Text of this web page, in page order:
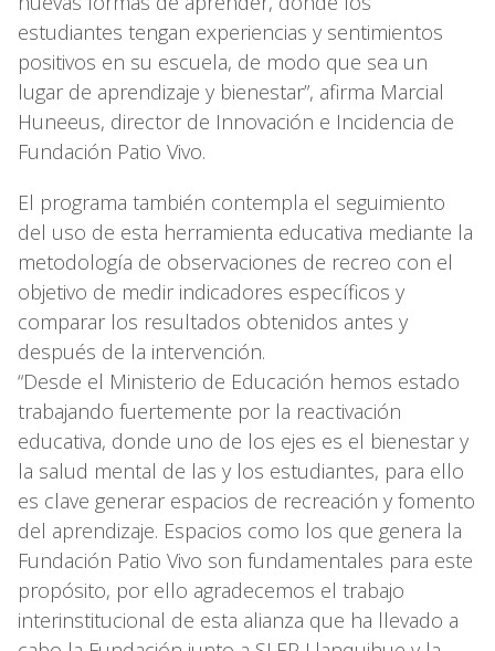
estudiantes tengan experiencias y sentimientos
positivos en su escuela, de modo que sea un
lugar de aprendizaje y bienestar”, afirma Marcial
Huneeus, director de Innovación e Incidencia de
Fundación Patio Vivo.
El programa también contempla el seguimiento
del uso de esta herramienta educativa mediante la
metodología de observaciones de recreo con el
objetivo de medir indicadores específicos y
comparar los resultados obtenidos antes y
después de la intervención.
“Desde el Ministerio de Educación hemos estado
trabajando fuertemente por la reactivación
educativa, donde uno de los ejes es el bienestar y
la salud mental de las y los estudiantes, para ello
es clave generar espacios de recreación y fomento
del aprendizaje. Espacios como los que genera la
Fundación Patio Vivo son fundamentales para este
propósito, por ello agradecemos el trabajo
interinstitucional de esta alianza que ha llevado a